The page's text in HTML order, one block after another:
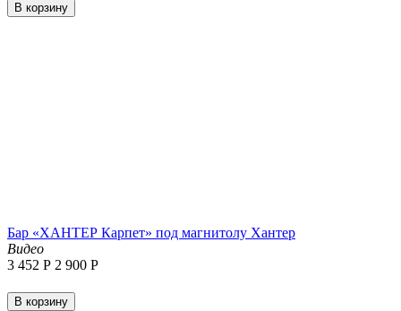
В корзину
Бар «ХАНТЕР Карпет» под магнитолу Хантер
Видео
3 452 Р 2 900 Р
В корзину